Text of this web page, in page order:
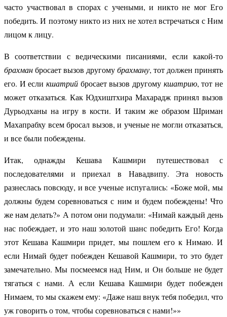
часто участвовал в спорах с учеными, и никто не мог Его
победить. И поэтому никто из них не хотел встречаться с Ним
лицом к лицу.
В соответствии с ведическими писаниями, если какой-то
брахманбросает вызов другомубрахману, тот должен принять
его. И если кшатрий бросает вызов другому кшатрию, тот не
может отказаться. Как Юдхиштхира Махарадж принял вызов
Дурьодханы на игру в кости. И таким же образом Шриман
Махапрабху всем бросал вызов, и ученые не могли отказаться,
и все были побеждены.
Итак, однажды Кешава Кашмири путешествовал с
последователями и приехал в Навадвипу. Эта новость
разнеслась повсюду, и все ученые испугались: «Боже мой, мы
должны будем соревноваться с ним и будем побеждены! Что
же нам делать?» А потом они подумали: «Нимай каждый день
нас побеждает, и это наш золотой шанс победить Его! Когда
этот Кешава Кашмири придет, мы пошлем его к Нимаю. И
если Нимай будет побежден Кешавой Кашмири, то это будет
замечательно. Мы посмеемся над Ним, и Он больше не будет
тягаться с нами. А если Кешава Кашмири будет побежден
Нимаем, то мы скажем ему: «Даже наш внук тебя победил, что
уж говорить о том, чтобы соревноваться с нами!»»